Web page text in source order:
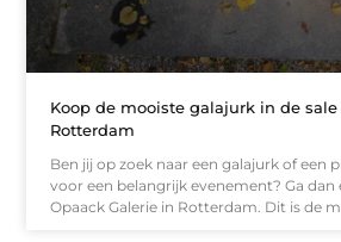
Koop de mooiste galajurk in de
Rotterdam
Ben jij op zoek naar een galajurk of een
voor een belangrijk evenement? Ga dan
Opaack Galerie in Rotterdam. Dit is de